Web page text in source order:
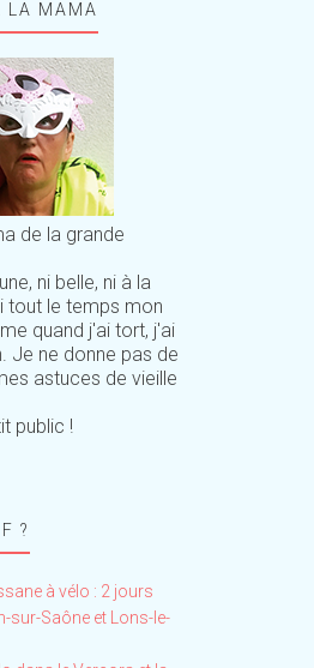
LA MAMA
de la grande
ni belle, ni à la
tout le temps mon
quand j'ai tort, j'ai
Je ne donne pas de
astuces de vieille
public !
?
à vélo : 2 jours
sur-Saône et Lons-le-